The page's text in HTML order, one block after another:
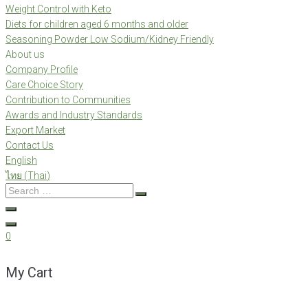
Weight Control with Keto
Diets for children aged 6 months and older
Seasoning Powder Low Sodium/Kidney Friendly
About us
Company Profile
Care Choice Story
Contribution to Communities
Awards and Industry Standards
Export Market
Contact Us
English
ไทย (Thai)
Search
…
0
My Cart